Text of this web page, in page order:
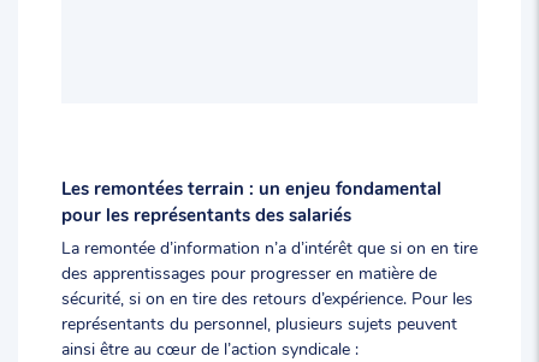
Les remontées terrain : un enjeu fondamental
pour les représentants des salariés
La remontée d’information n’a d’intérêt que si on en tire
des apprentissages pour progresser en matière de
sécurité, si on en tire des retours d’expérience. Pour les
représentants du personnel, plusieurs sujets peuvent
ainsi être au cœur de l’action syndicale :